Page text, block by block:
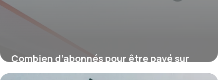
Combien d’abonnés pour être payé sur
YouTube ?